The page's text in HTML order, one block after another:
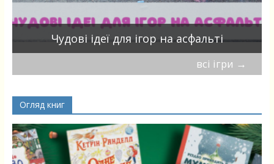
Чудові ідеї для ігор на асфальті
всі ігри →
Огляд книг